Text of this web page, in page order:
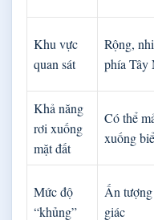
Khu vực
quan sát
Rộng,
phía Tây
Khả năng
rơi xuống
mặt đất
Có thể
xuống
Mức độ
“khủng”
Ấn
giác